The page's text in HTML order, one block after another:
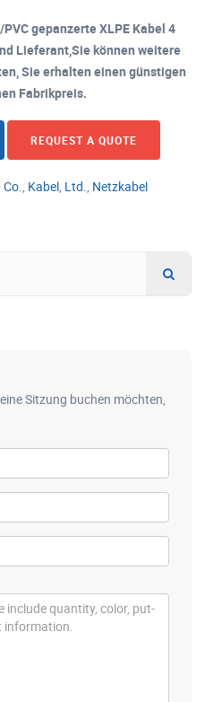
gepanzerte XLPE Kabel 4
Lieferant,Sie können weitere
Sie erhalten einen günstigen
Fabrikpreis.
REQUEST A QUOTE
Kabel Ltd. Netzkabel
Sitzung buchen möchten,